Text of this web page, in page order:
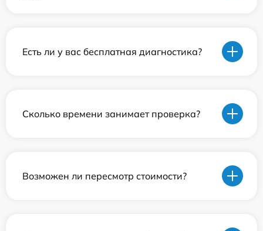
Есть ли у вас бесплатная диагностика?
Сколько времени занимает проверка?
Возможен ли пересмотр стоимости?